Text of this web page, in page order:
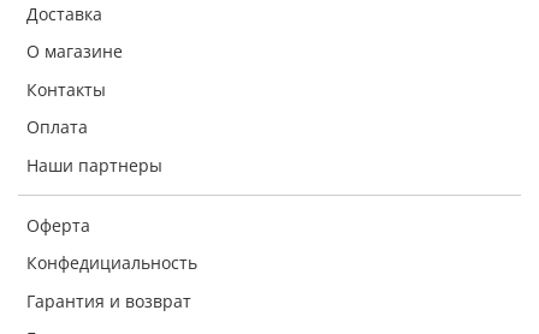
Доставка
О магазине
Контакты
Оплата
Наши партнеры
Оферта
Конфедициальность
Гарантия и возврат